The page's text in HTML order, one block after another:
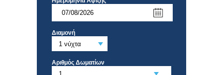
Διαμονή
Αριθμός Δωματίων